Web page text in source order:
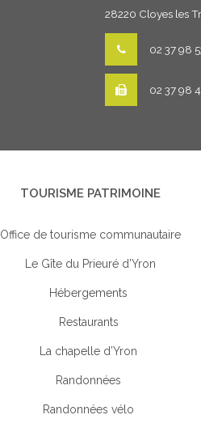
28220 Cloyes les
02 37 98
02 37 98
TOURISME PATRIMOINE
Office de tourisme communautaire
Le Gîte du Prieuré d’Yron
Hébergements
Restaurants
La chapelle d’Yron
Randonnées
Randonnées vélo